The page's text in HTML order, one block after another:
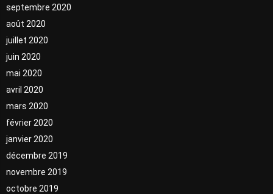
septembre 2020
août 2020
juillet 2020
juin 2020
mai 2020
avril 2020
mars 2020
février 2020
janvier 2020
décembre 2019
novembre 2019
octobre 2019